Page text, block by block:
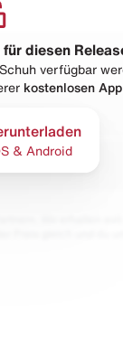
diesen
verfügbar
kostenlosen App
& Android